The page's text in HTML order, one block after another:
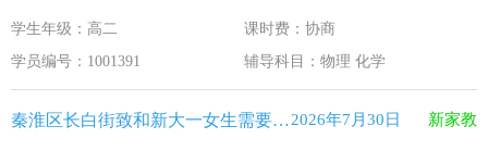
教育部关于做好2026年普通高校招生工作的通知 [教学(
江苏33个！教育部最新认定2025年第一批义务教育优质均
2025年12月江苏教育考试月历 2025-12-1
学生年级：高二
课时费：协商
学员编号：1001391
辅导科目：物理 化学
秦淮区长白街致和新大一女生需要补习人类学2026年7月30日 新家教